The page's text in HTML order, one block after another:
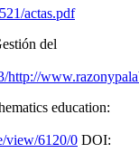
actas.pdf
del
education:
view/6120/0 DOI: